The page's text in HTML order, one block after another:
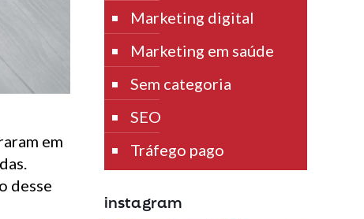
em
desse
Marketing digital
Marketing em saúde
Sem categoria
SEO
Tráfego pago
instagram